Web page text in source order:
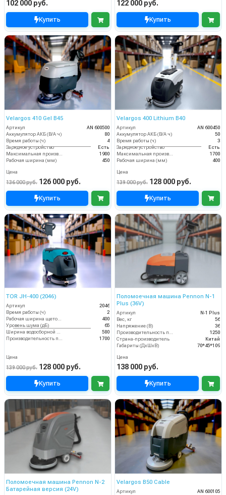
102 000 руб.
Купить
122 000 руб.
Купить
Velargos 410 Gel B45
Артикул
AN 600500
Аккумулятор АКБ (В/А·ч)
80
Время работы (ч)
4
Зарядное устройство
Есть
1900
Рабочая ширина (мм)
450
Цена
136 000 руб. 126 000 руб.
Купить
Velargos 400 Lithium B40
Артикул
AN 600450
Аккумулятор АКБ (В/А·ч)
50
Время работы (ч)
3
Зарядное устройство
Есть
1700
Рабочая ширина (мм)
400
Цена
139 000 руб. 128 000 руб.
Купить
TOR JH-400 (2046)
Артикул
2046
Время работы (ч)
2
Рабочая ширина щеток (мм)
400
Уровень шума (дБ)
65
Ширина водосборной рейки
580
Производительность по площади (м2/ч)
1700
Цена
139 000 руб. 128 000 руб.
Купить
Поломоечная машина Pennon N-1
Plus (36V)
Артикул
N-1 Plus
Вес, кг
56
Напряжение (В)
36
Производительность по площади (м2/ч)
1250
Страна-производитель
Китай
Габариты (ДхШхВ)
70*45*109
Цена
138 000 руб.
Купить
Поломоечная машина Pennon N-2
Батарейная версия (24V)
Velargos B50 Cable
Артикул
AN 600105